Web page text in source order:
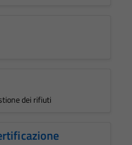
dei rifiuti